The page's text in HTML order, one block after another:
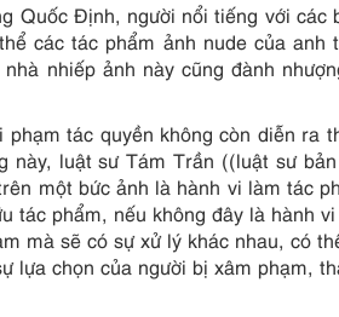
Quốc Định, người nổi tiếng với các
các tác phẩm ảnh nude của anh
nhiếp ảnh này cũng đành
tác quyền không còn diễn ra
này, luật sư Tám Trần ((luật sư
một bức ảnh là hành vi làm tác
tác phẩm, nếu không đây là hành
mà sẽ có sự xử lý khác nhau, có
lựa chọn của người bị xâm phạm,